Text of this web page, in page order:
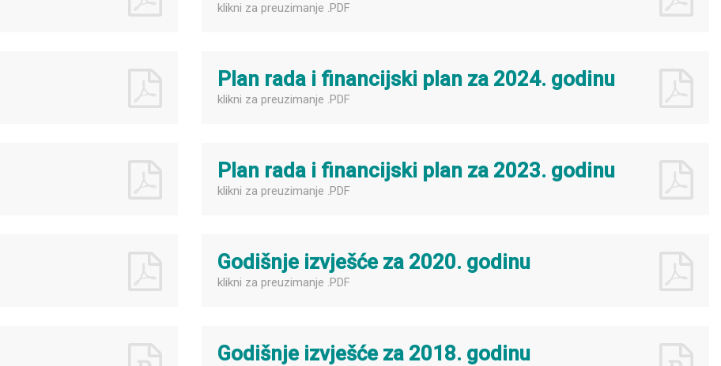
klikni za preuzimanje .PDF
Plan rada i financijski plan za 2024. godinu
klikni za preuzimanje .PDF
Plan rada i financijski plan za 2023. godinu
klikni za preuzimanje .PDF
Godišnje izvješće za 2020. godinu
klikni za preuzimanje .PDF
Godišnje izvješće za 2018. godinu